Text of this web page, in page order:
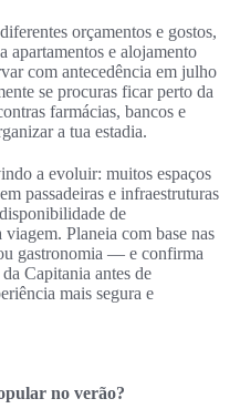
orçamentos e gostos,
apartamentos e alojamento
com antecedência em julho
se procuras ficar perto da
farmácias, bancos e
a tua estadia.
a evoluir: muitos espaços
passadeiras e infraestruturas
de
Planeia com base nas
gastronomia — e confirma
Capitania antes de
mais segura e
no verão?